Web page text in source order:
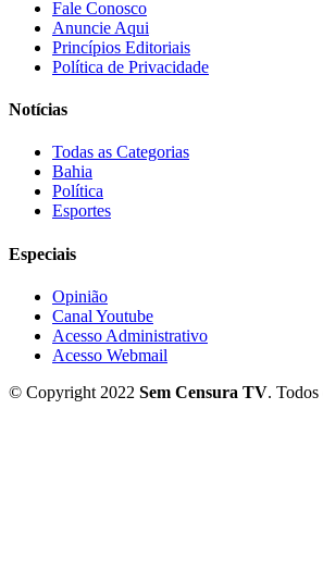
Fale Conosco
Anuncie Aqui
Princípios Editoriais
Política de Privacidade
Notícias
Todas as Categorias
Bahia
Política
Esportes
Especiais
Opinião
Canal Youtube
Acesso Administrativo
Acesso Webmail
© Copyright 2022 Sem Censura TV. Todos